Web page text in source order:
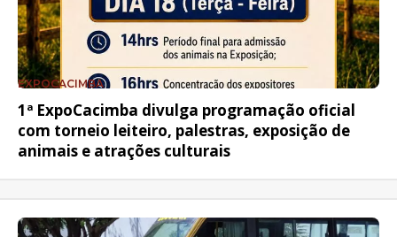
EXPOCACIMBA
1ª ExpoCacimba divulga programação oficial
com torneio leiteiro, palestras, exposição de
animais e atrações culturais